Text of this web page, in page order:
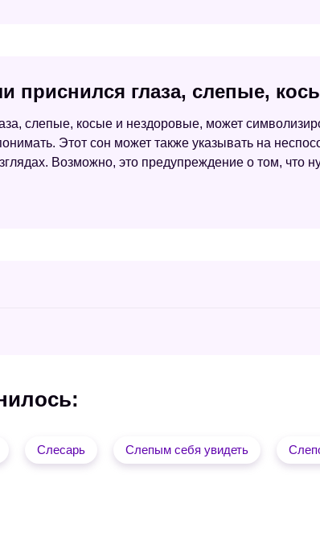
приснился глаза, слепые,
слепые, косые и нездоровые, может
Этот сон может также указывать на
Возможно, это предупреждение о том, что
Слесарь Слепым себя увидеть